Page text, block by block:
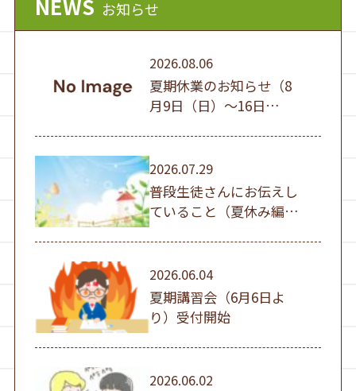
お知らせ
2026.08.06
夏期休業のお知らせ（8
月9日（日）～16日
2026.07.29
普段生徒さんにお伝えし
ていること（夏休み編
①）
2026.06.04
夏期講習会（6月6日よ
り）受付開始
2026.06.02